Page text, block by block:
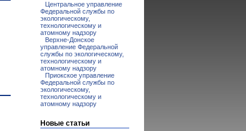
Центральное управление
Федеральной службы по
экологическому,
технологическому и
атомному надзору
Верхне-Донское
управление Федеральной
службы по экологическому,
технологическому и
атомному надзору
Приокское управление
Федеральной службы по
экологическому,
технологическому и
атомному надзору
Новые статьи